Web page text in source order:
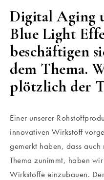
Digital Aging
Blue Light
beschäftigen
dem Thema.
plötzlich der
Einer unserer
innovativen Wirkstoff
gemerkt haben, dass
Thema zunimmt, haben
Wirkstoffe einzubauen.